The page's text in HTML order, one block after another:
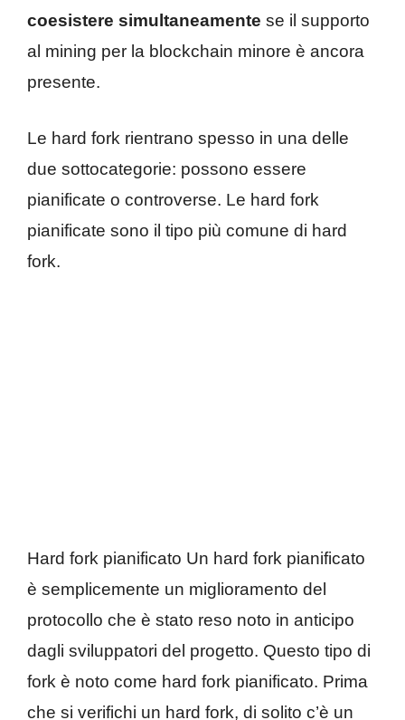
coesistere simultaneamente se il supporto
al mining per la blockchain minore è ancora
presente.
Le hard fork rientrano spesso in una delle
due sottocategorie: possono essere
pianificate o controverse. Le hard fork
pianificate sono il tipo più comune di hard
fork.
Hard fork pianificato Un hard fork pianificato
è semplicemente un miglioramento del
protocollo che è stato reso noto in anticipo
dagli sviluppatori del progetto. Questo tipo di
fork è noto come hard fork pianificato. Prima
che si verifichi un hard fork, di solito c’è un